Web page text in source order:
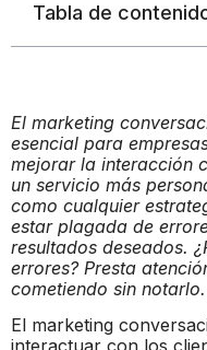
Tabla de
El marketing
esencial para
mejorar la interacción
un servicio más
como cualquier
estar plagada de
resultados deseados.
errores? Presta
cometiendo sin notarlo.
El marketing